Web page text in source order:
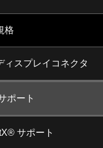
格
ィスプレイコネクタ
ポート
サポート